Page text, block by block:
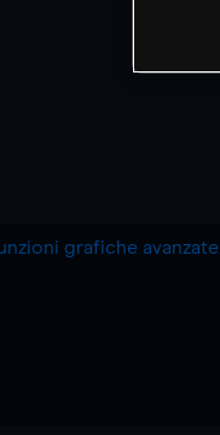
grafiche avanzate